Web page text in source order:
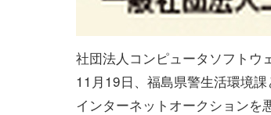
社団法人コンピュータソフトウ
11月19日、福島県警生活環境課
インターネットオークションを